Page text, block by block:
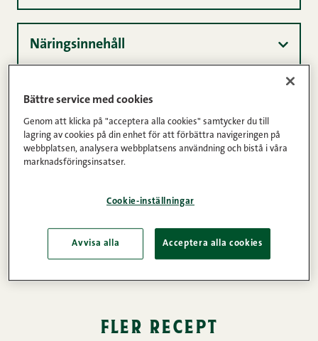
Näringsinnehåll
Traditionell surmjölkslimpa är en fyllig
smakupplevelse – saftig, smakligt och lite söt i
smaken.
Äggfri
fler recept
Bättre service med cookies
Genom att klicka på "acceptera alla cookies" samtycker du till
lagring av cookies på din enhet för att förbättra navigeringen på
webbplatsen, analysera webbplatsens användning och bistå i våra
marknadsföringsinsatser.
Cookie-inställningar
Avvisa alla Acceptera alla cookies